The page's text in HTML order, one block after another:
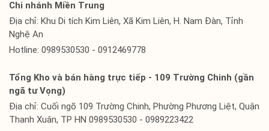
Chi nhánh Miền Trung
Địa chỉ: Khu Di tích Kim Liên, Xã Kim Liên, H. Nam Đàn, Tỉnh
Nghệ An
Hotline: 0989530530 - 0912469778
Tổng Kho và bán hàng trực tiếp - 109 Trường Chinh (gần
ngã tư Vọng)
Địa chỉ: Cuối ngõ 109 Trường Chinh, Phường Phương Liệt, Quận
Thanh Xuân, TP HN 0989530530 - 0989223422